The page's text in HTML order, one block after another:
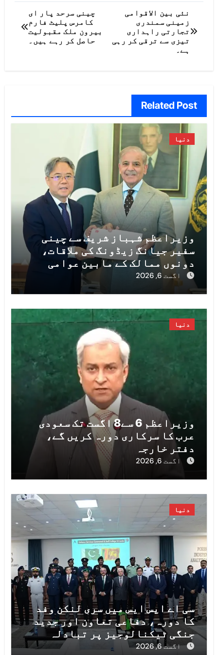
پوسٹوں
کی
نیویگیشن
نئی بین الاقوامی
زمینی سمندری
تجارتی راہداری
تیزی سے ترقی کر رہی
ہے۔
چینی سرحد پار ای
کامرس پلیٹ فارم
بیرون ملک مقبولیت
حاصل کر رہے ہیں۔
Related Post
دنیا
وزیراعظم شہباز شریف سے چینی
سفیر جیانگ زیڈونگ کی ملاقات،
دونوں ممالک کے مابین عوامی
رابطوں اور سیاسی و پارلیمانی
تبادلوں کی اہمیت پر زور
اگست 6, 2026
دنیا
وزیراعظم 6 سے8 اگست تک سعودی
عرب کا سرکاری دورہ کریں گے،
دفتر خارجہ
اگست 6, 2026
دنیا
سی اے ایس ایس میں سری لنکن وفد
کا دورہ، دفاعی تعاون اور جدید
جنگی ٹیکنالوجیز پر تبادلہ
خیال
اگست 6, 2026